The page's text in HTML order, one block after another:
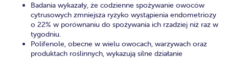
Badania wykazały, że codzienne spożywanie owoców
cytrusowych zmniejsza ryzyko wystąpienia endometriozy
o 22% w porównaniu do spożywania ich rzadziej niż raz w
tygodniu.
Polifenole, obecne w wielu owocach, warzywach oraz
produktach roślinnych, wykazują silne działanie